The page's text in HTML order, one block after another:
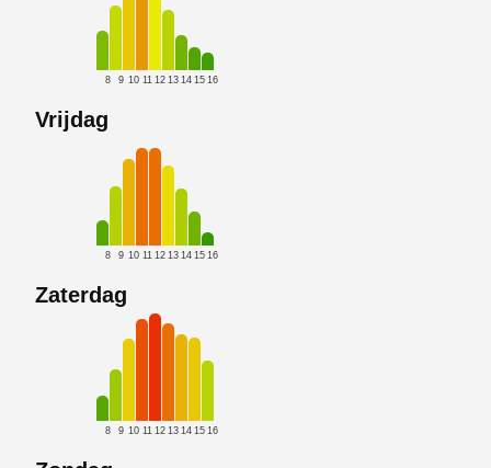
8 9 10 11 12 13 14 15 16
Vrijdag
8 9 10 11 12 13 14 15 16
Zaterdag
8 9 10 11 12 13 14 15 16